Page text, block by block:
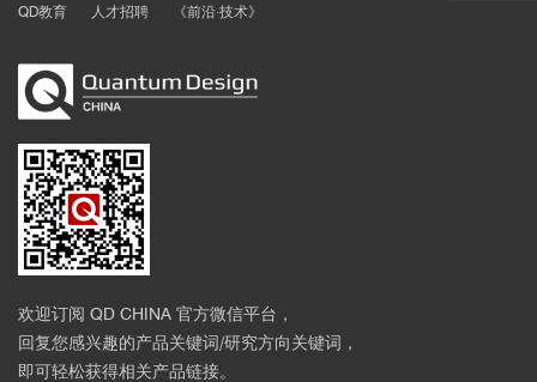
文献
QD教育
人才招聘 《前沿·技术》
欢迎订阅 QD CHINA 官方微信平台，
回复您感兴趣的产品关键词/研究方向关键词，
即可轻松获得相关产品链接。